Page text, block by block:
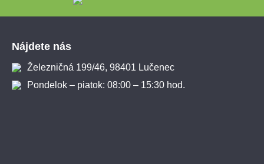
Nájdete nás
Železničná 199/46, 98401 Lučenec
Pondelok – piatok: 08:00 – 15:30 hod.